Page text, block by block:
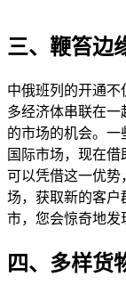
三、鞭笞边
中俄班列的开通不
多经济体串联在
的市场的机会。一
国际市场，现在
可以凭借这一优势
场，获取新的客户
市，您会惊奇地发
四、多样货